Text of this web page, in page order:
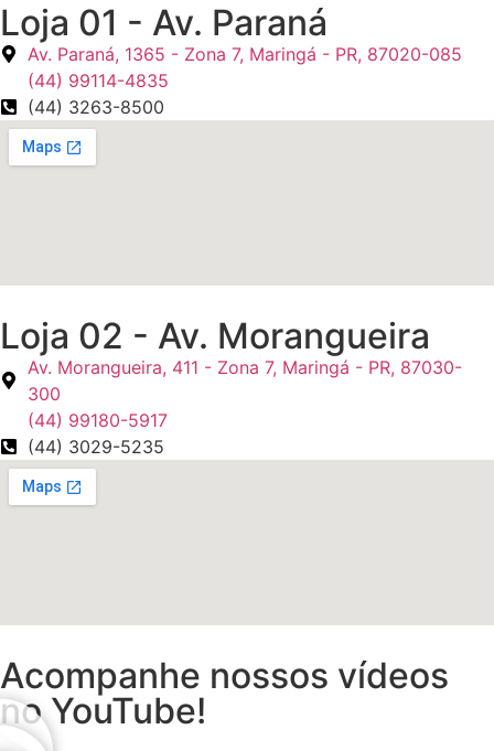
Loja 01 - Av. Paraná
Av. Paraná, 1365 - Zona 7, Maringá - PR, 87020-085
(44) 99114-4835
(44) 3263-8500
Loja 02 - Av. Morangueira
Av. Morangueira, 411 - Zona 7, Maringá - PR, 87030-
300
(44) 99180-5917
(44) 3029-5235
Acompanhe nossos vídeos
no YouTube!